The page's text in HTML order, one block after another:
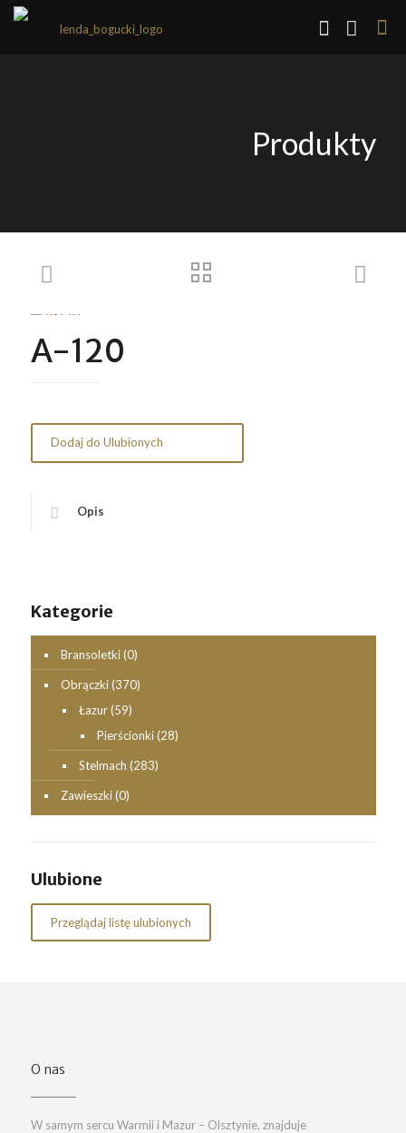
Produkty
A-120
Dodaj do Ulubionych
Opis
Kategorie
Bransoletki (0)
Obrączki (370)
Łazur (59)
Pierścionki (28)
Stelmach (283)
Zawieszki (0)
Ulubione
Przeglądaj listę ulubionych
O nas
W samym sercu Warmii i Mazur – Olsztynie, znajduje